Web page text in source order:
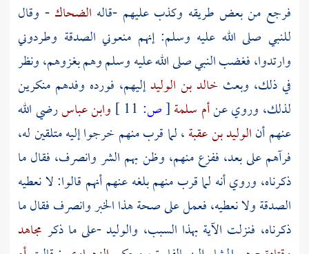
فرجع من بعض طريقه وكذب عليهم -قاله الضحاك- وقال
للنبي صلى الله عليه وسلم: إنهم منعوني الصدقة وطردوني
وارتدوا، فغضب النبي صلى الله عليه وسلم وهم بغزوهم، ونظر
في ذلك، وبعث خالد بن الوليدإليهم، فورده وفدهم منكرين
لذلك، وروي عنأم سلمة[ص: وابن عباسرضي الله
عنهم أنالوليد بن عقبة، لما قرب منهم خرجوا إليه متلقين له،
فرآهم على بعد، ففزع منهم، وظن بهم الشر وانصرف، فقال ما
ذكرناه، وروي أنه لما قرب منهم بلغه عنهم أنهم قالوا: لا نعطيه
الصدقة ولا نعطيه، فعمل على صحة هذا الخبر وانصرف فقال ما
ذكرناه، فنزلت الآية بهذا السبب، والوليد-على ما ذكر مجاهد